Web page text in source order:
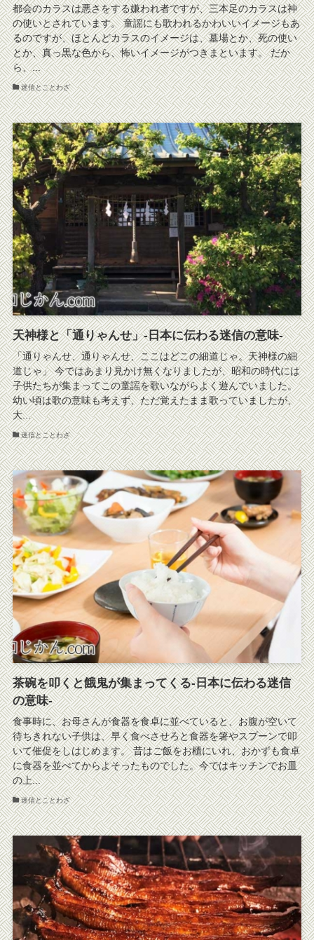
都会のカラスは悪さをする嫌われ者ですが、三本足のカラスは神
の使いとされています。 童謡にも歌われるかわいいイメージもあ
るのですが、ほとんどカラスのイメージは、墓場とか、死の使い
とか、真っ黒な色から、怖いイメージがつきまといます。 だか
ら、...
迷信とことわざ
天神様と「通りゃんせ」-日本に伝わる迷信の意味-
「通りゃんせ、通りゃんせ、ここはどこの細道じゃ。天神様の細
道じゃ」 今ではあまり見かけ無くなりましたが、昭和の時代には
子供たちが集まってこの童謡を歌いながらよく遊んでいました。
幼い頃は歌の意味も考えず、ただ覚えたまま歌っていましたが、
大...
迷信とことわざ
茶碗を叩くと餓鬼が集まってくる-日本に伝わる迷信
の意味-
食事時に、お母さんが食器を食卓に並べていると、お腹が空いて
待ちきれない子供は、早く食べさせろと食器を箸やスプーンで叩
いて催促をしはじめます。 昔はご飯をお櫃にいれ、おかずも食卓
に食器を並べてからよそったものでした。今ではキッチンでお皿
の上...
迷信とことわざ